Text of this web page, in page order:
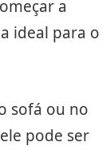
a
ideal para o
sofá ou no
pode ser